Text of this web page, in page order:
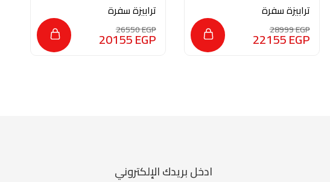
ترابيزة سفرة
MON386
28999EGP
22155EGP
ترابيزة سفرة
MON387
26550EGP
20155EGP
ادخل بريدك الإلكتروني